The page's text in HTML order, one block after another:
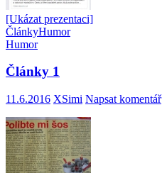
[Ukázat prezentaci]
ČlánkyHumor
Humor
Články 1
11.6.2016 XSimi Napsat komentář